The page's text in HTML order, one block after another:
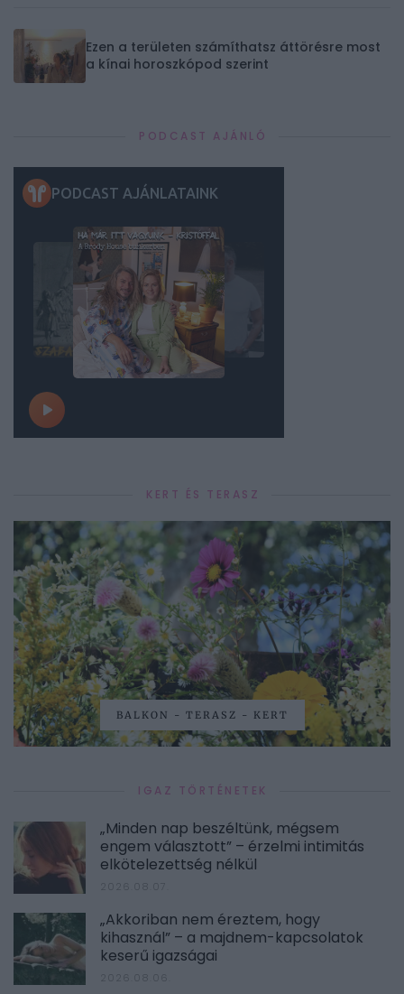
Ezen a területen számíthatsz áttörésre most
a kínai horoszkópod szerint
PODCAST AJÁNLÓ
KERT ÉS TERASZ
BALKON - TERASZ - KERT
IGAZ TÖRTÉNETEK
„Minden nap beszéltünk, mégsem
engem választott” – érzelmi intimitás
elkötelezettség nélkül
2026.08.07.
„Akkoriban nem éreztem, hogy
kihasznál” – a majdnem-kapcsolatok
keserű igazságai